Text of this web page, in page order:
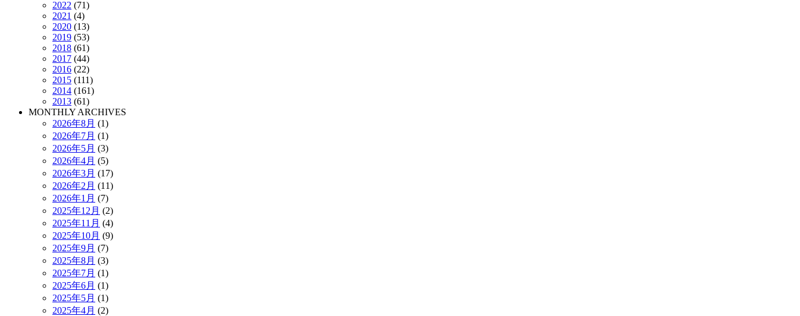
2022 (71)
2021 (4)
2020 (13)
2019 (53)
2018 (61)
2017 (44)
2016 (22)
2015 (111)
2014 (161)
2013 (61)
MONTHLY ARCHIVES
2026年8月 (1)
2026年7月 (1)
2026年5月 (3)
2026年4月 (5)
2026年3月 (17)
2026年2月 (11)
2026年1月 (7)
2025年12月 (2)
2025年11月 (4)
2025年10月 (9)
2025年9月 (7)
2025年8月 (3)
2025年7月 (1)
2025年6月 (1)
2025年5月 (1)
2025年4月 (2)